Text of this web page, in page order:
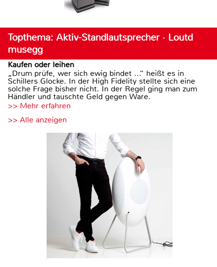
Topthema: Aktiv-Standlautsprecher · Loutd
musegg
Kaufen oder leihen
„Drum prüfe, wer sich ewig bindet ...“ heißt es in
Schillers Glocke. In der High Fidelity stellte sich eine
solche Frage bisher nicht. In der Regel ging man zum
Händler und tauschte Geld gegen Ware.
>> Mehr erfahren
>> Alle anzeigen